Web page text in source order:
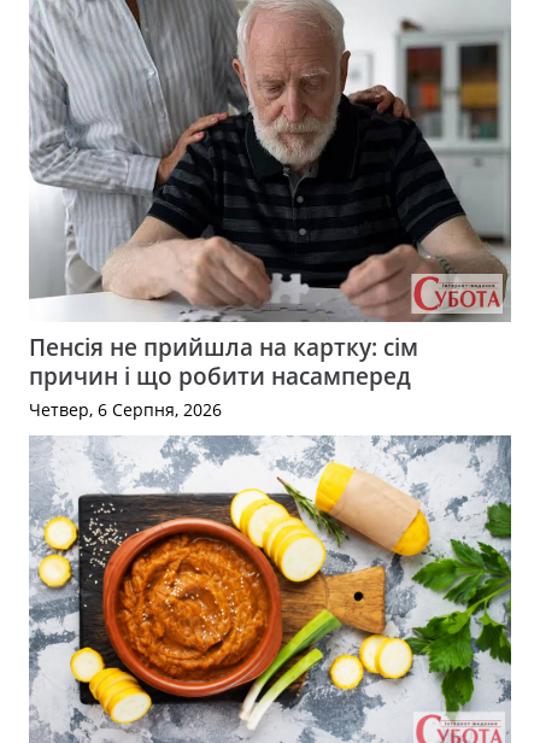
Пенсія не прийшла на картку: сім
причин і що робити насамперед
Четвер, 6 Серпня, 2026